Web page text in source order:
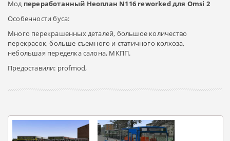
Мод переработанный Неоплан N116 reworked для Omsi 2
Особенности буса:
Много перекрашенных деталей, большое количество
перекрасок, больше съемного и статичного колхоза,
небольшая переделка салона, МКПП.
Предоставили: profmod,